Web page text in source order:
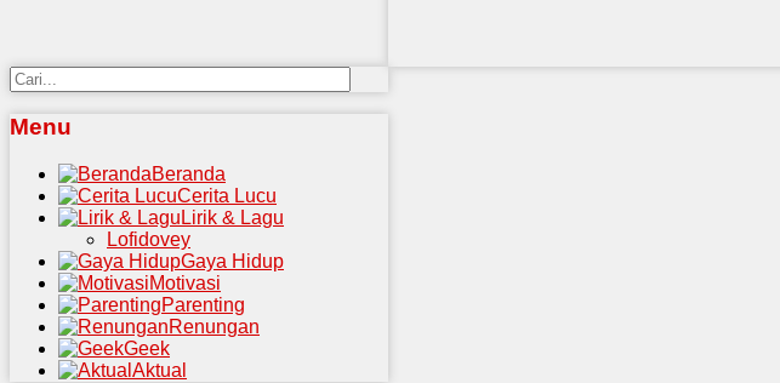
Menu
Beranda
Cerita Lucu
Lirik & Lagu
Lofidovey
Gaya Hidup
Motivasi
Parenting
Renungan
Geek
Aktual